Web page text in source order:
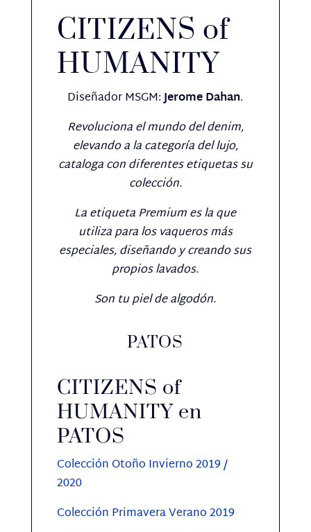
CITIZENS of
HUMANITY
Diseñador MSGM:Jerome Dahan.
Revoluciona el mundo del denim,
elevando a la categoría del lujo,
cataloga con diferentes etiquetas su
colección.
La etiqueta Premium es la que
utiliza para los vaqueros más
especiales, diseñando y creando sus
propios lavados.
Son tu piel de algodón.
PATOS
CITIZENS of
HUMANITY en
PATOS
Colección Otoño Invierno 2019 /
2020
Colección Primavera Verano 2019